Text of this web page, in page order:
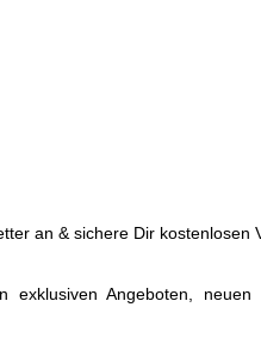
an & sichere Dir kostenlosen
exklusiven Angeboten, neuen